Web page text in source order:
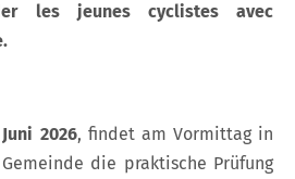
les jeunes cyclistes avec
2026, findet am Vormittag in
die praktische Prüfung